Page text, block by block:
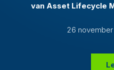
van Asset Lifecycle
26 november